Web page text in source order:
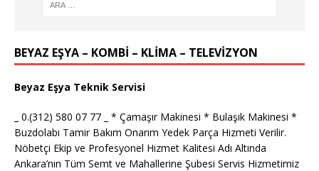
BEYAZ EŞYA – KOMBİ – KLİMA – TELEVİZYON
Beyaz Eşya Teknik Servisi
_ 0.(312) 580 07 77 _ * Çamaşır Makinesi * Bulaşık Makinesi *
Buzdolabı Tamir Bakım Onarım Yedek Parça Hizmeti Verilir.
Nöbetçi Ekip ve Profesyonel Hizmet Kalitesi Adı Altında
Ankara’nın Tüm Semt ve Mahallerine Şubesi Servis Hizmetimiz